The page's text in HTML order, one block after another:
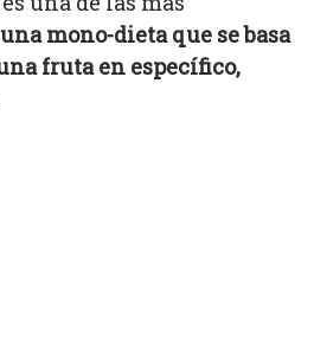
mono-dieta que se basa
fruta en específico,